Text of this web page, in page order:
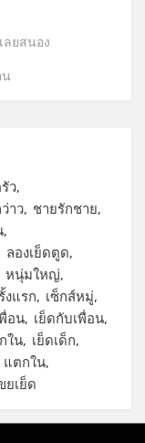
ลยสนอง
น
ว
าว
ชายรักชาย
ลองเย็ดตูด
หนุ่มใหญ่
งแรก
เซ็กส์หมู่
อน
เย็ดกับเพื่อน
ใน
เย็ดเด็ก
แตกใน
ยเย็ด